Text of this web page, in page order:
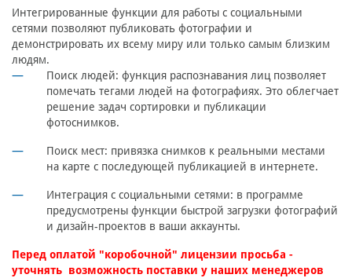
Интегрированные функции для работы с социальными
сетями позволяют публиковать фотографии и
демонстрировать их всему миру или только самым близким
людям.
Поиск людей: функция распознавания лиц позволяет
помечать тегами людей на фотографиях. Это облегчает
решение задач сортировки и публикации
фотоснимков.
Поиск мест: привязка снимков к реальными местами
на карте с последующей публикацией в интернете.
Интеграция с социальными сетями: в программе
предусмотрены функции быстрой загрузки фотографий
и дизайн-проектов в ваши аккаунты.
Перед оплатой "коробочной" лицензии просьба -
уточнять возможность поставки у наших менеджеров